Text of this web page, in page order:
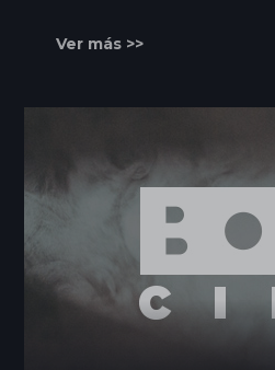
Ver más >>